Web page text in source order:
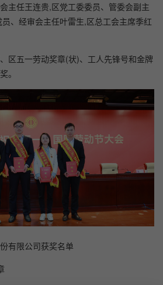
主任王连贵,区党工委委员、管委会副主
、经审会主任叶雷生,区总工会主席季红
区五一劳动奖章(状)、工人先锋号和金牌
。
有限公司获奖名单